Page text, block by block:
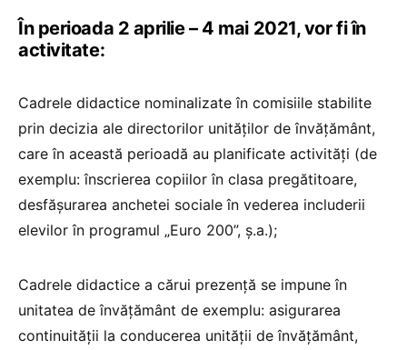
În perioada 2 aprilie – 4 mai 2021, vor fi în
activitate:
Cadrele didactice nominalizate în comisiile stabilite
prin decizia ale directorilor unităților de învățământ,
care în această perioadă au planificate activități (de
exemplu: înscrierea copiilor în clasa pregătitoare,
desfășurarea anchetei sociale în vederea includerii
elevilor în programul „Euro 200”, ș.a.);
Cadrele didactice a cărui prezență se impune în
unitatea de învățământ de exemplu: asigurarea
continuității la conducerea unității de învățământ,